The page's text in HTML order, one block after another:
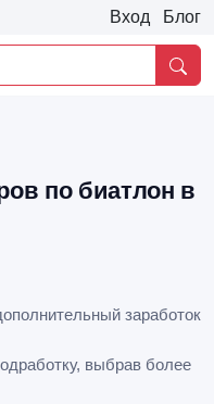
Вход Блог
по биатлон в
заработок
выбрав более